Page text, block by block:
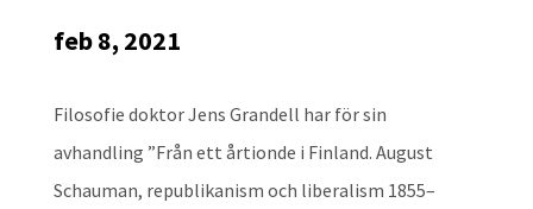
feb 8, 2021
Filosofie doktor Jens Grandell har för sin
avhandling ”Från ett årtionde i Finland. August
Schauman, republikanism och liberalism 1855–